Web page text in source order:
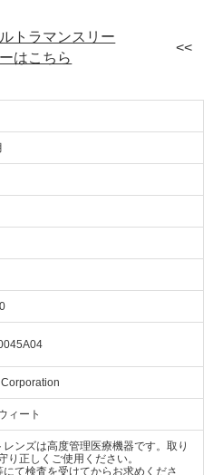
トラマンスリー
はこちら
ィート
ンズは高度管理医療機器です。取り
り正しくご使用ください。
て検査を受けてからお求めくださ